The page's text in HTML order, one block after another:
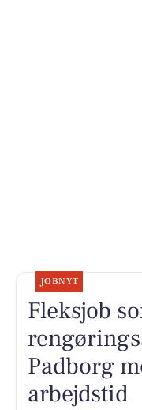
JOBNYT
Fleksjob
Padborg
arbejdstid